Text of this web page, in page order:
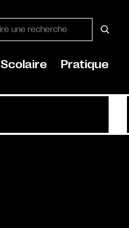
Scolaire Pratique